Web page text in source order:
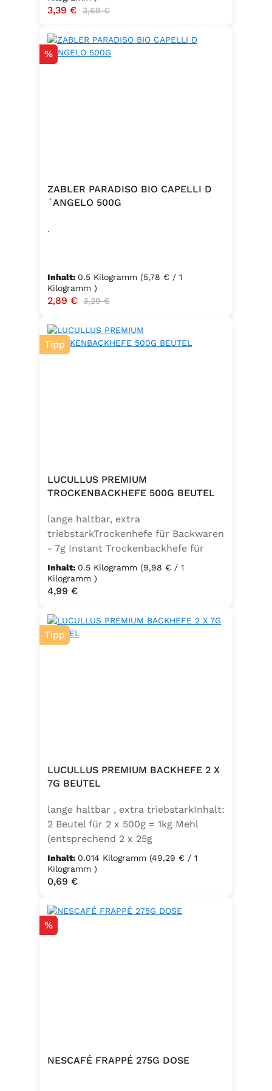
Hergestellt in Baden – Qualität seit
Verkaufspreis:
3,39 € Regulärer Preis:
3,69 €
Rabatt
%
ZABLER PARADISO BIO CAPELLI D
´ANGELO 500G
.
Inhalt: 0.5 Kilogramm (5,78 € / 1
Kilogramm )
Verkaufspreis:
2,89 € Regulärer Preis:
3,29 €
Tipp
LUCULLUS PREMIUM
TROCKENBACKHEFE 500G BEUTEL
lange haltbar, extra
triebstarkTrockenhefe für Backwaren
- 7g Instant Trockenbackhefe für
500g Weizenmehl, entspricht 25g
FrischhefeZutaten: Trockenbackhefe,
Emulgator Sorbitanmonostearat
Inhalt: 0.5 Kilogramm (9,98 € / 1
Kilogramm )
Regulärer Preis:
4,99 €
Tipp
LUCULLUS PREMIUM BACKHEFE 2 X
7G BEUTEL
lange haltbar , extra triebstarkInhalt:
2 Beutel für 2 x 500g = 1kg Mehl
(entsprechend 2 x 25g
Frischhefe)Zutaten: Trockenbackhefe
, Emulgator E491 (Unter
Schutzatmosphäre verpackt)
Inhalt: 0.014 Kilogramm (49,29 € / 1
Kilogramm )
Regulärer Preis:
0,69 €
Rabatt
%
NESCAFÉ FRAPPÉ 275G DOSE